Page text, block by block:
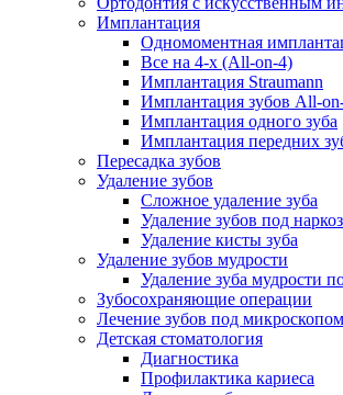
Имплантация
Одномоментная
Все на 4-х (All-on-4)
Имплантация Straumann
Имплантация зубов All-
Имплантация одного зуба
Имплантация передних
Пересадка зубов
Удаление зубов
Сложное удаление зуба
Удаление зубов под
Удаление кисты зуба
Удаление зубов мудрости
Удаление зуба мудрости
Зубосохраняющие операции
Лечение зубов под микроскопом
Детская стоматология
Диагностика
Профилактика кариеса